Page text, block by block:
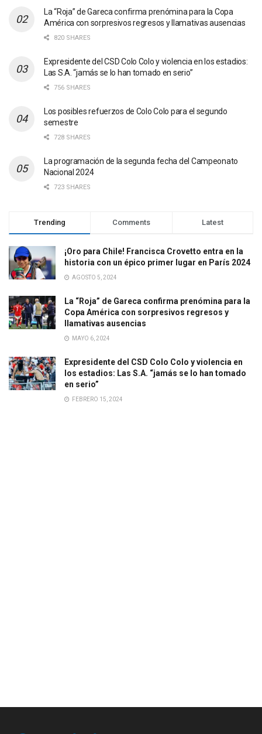
La “Roja” de Gareca confirma prenómina para la Copa
América con sorpresivos regresos y llamativas ausencias
820 SHARES
Expresidente del CSD Colo Colo y violencia en los estadios:
Las S.A. “jamás se lo han tomado en serio”
756 SHARES
Los posibles refuerzos de Colo Colo para el segundo
semestre
728 SHARES
La programación de la segunda fecha del Campeonato
Nacional 2024
723 SHARES
Trending Comments Latest
¡Oro para Chile! Francisca Crovetto entra en la
historia con un épico primer lugar en París 2024
AGOSTO 5, 2024
La “Roja” de Gareca confirma prenómina para la
Copa América con sorpresivos regresos y
llamativas ausencias
MAYO 6, 2024
Expresidente del CSD Colo Colo y violencia en
los estadios: Las S.A. “jamás se lo han tomado
en serio”
FEBRERO 15, 2024